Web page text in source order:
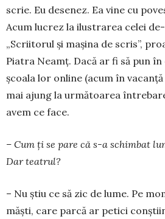
scrie. Eu desenez. Ea vine cu
Acum lucrez la ilus­trarea celei
„Scriitorul și mașina de scris”,
Piatra Neamț. Dacă ar fi să pun
școala lor online (acum în
mai ajung la următoarea
avem ce face.
– Cum ți se pare că s-a schimbat
Dar teatrul?
– Nu știu ce să zic de lume. Pe
măști, care parcă ar petici